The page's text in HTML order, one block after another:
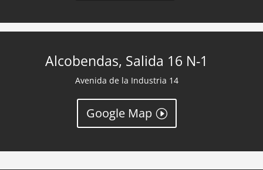
Alcobendas, Salida 16 N-1
Avenida de la Industria 14
Google Map